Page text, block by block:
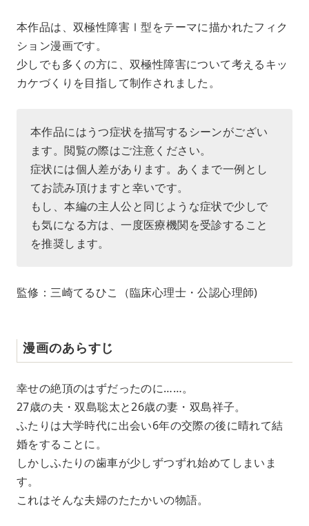
本作品は、双極性障害Ⅰ型をテーマに描かれたフィク
ション漫画です。
少しでも多くの方に、双極性障害について考えるキッ
カケづくりを目指して制作されました。
本作品にはうつ症状を描写するシーンがござい
ます。閲覧の際はご注意ください。
症状には個人差があります。あくまで一例とし
てお読み頂けますと幸いです。
もし、本編の主人公と同じような症状で少しで
も気になる方は、一度医療機関を受診すること
を推奨します。
監修：三崎てるひこ（臨床心理士・公認心理師)
漫画のあらすじ
幸せの絶頂のはずだったのに……。
27歳の夫・双島聡太と26歳の妻・双島祥子。
ふたりは大学時代に出会い6年の交際の後に晴れて結
婚をすることに。
しかしふたりの歯車が少しずつずれ始めてしまいま
す。
これはそんな夫婦のたたかいの物語。